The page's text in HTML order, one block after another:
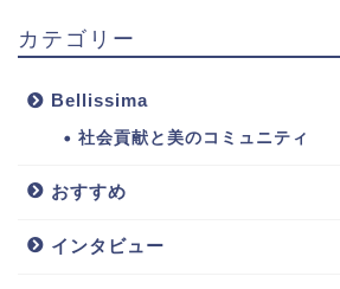
カテゴリー
Bellissima
社会貢献と美のコミュニティ
おすすめ
インタビュー